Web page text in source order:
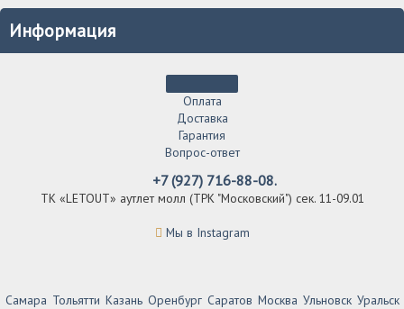
Информация
Оплата
Доставка
Гарантия
Вопрос-ответ
+7 (927) 716-88-08.
ТК «LETOUT» аутлет молл (ТРК "Московский") сек. 11-09.01
Мы в Instagram
Самара Тольятти Казань Оренбург Саратов Москва Ульновск Уральск